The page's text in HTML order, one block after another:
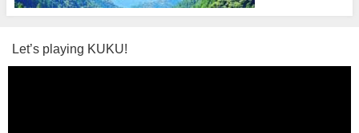
Let’s playing KUKU!